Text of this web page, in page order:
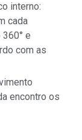
interno:
cada
e
com as
encontro os